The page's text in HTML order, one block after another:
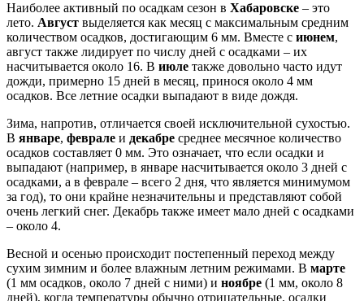
Наиболее активный по осадкам сезон в Хабаровске – это
лето. Август выделяется как месяц с максимальным средним
количеством осадков, достигающим 6 мм. Вместе с июнем,
август также лидирует по числу дней с осадками – их
насчитывается около 16. В июле также довольно часто идут
дожди, примерно 15 дней в месяц, принося около 4 мм
осадков. Все летние осадки выпадают в виде дождя.
Зима, напротив, отличается своей исключительной сухостью.
В январе, феврале и декабре среднее месячное количество
осадков составляет 0 мм. Это означает, что если осадки и
выпадают (например, в январе насчитывается около 3 дней с
осадками, а в феврале – всего 2 дня, что является минимумом
за год), то они крайне незначительны и представляют собой
очень легкий снег. Декабрь также имеет мало дней с осадками
– около 4.
Весной и осенью происходит постепенный переход между
сухим зимним и более влажным летним режимами. В марте
(1 мм осадков, около 7 дней с ними) и ноябре (1 мм, около 8
дней), когда температуры обычно отрицательные, осадки